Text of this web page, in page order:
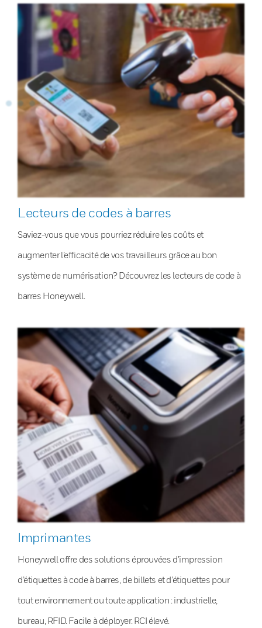
Lecteurs de codes à barres
Saviez-vous que vous pourriez réduire les coûts et
augmenter l’efficacité de vos travailleurs grâce au bon
système de numérisation? Découvrez les lecteurs de code à
barres Honeywell.
Imprimantes
Honeywell offre des solutions éprouvées d’impression
d’étiquettes à code à barres, de billets et d’étiquettes pour
tout environnement ou toute application : industrielle,
bureau, RFID. Facile à déployer. RCI élevé.